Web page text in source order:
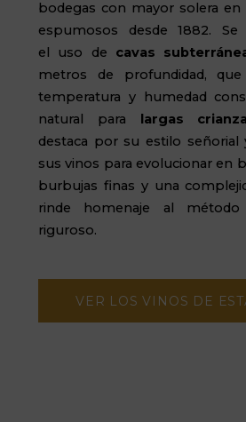
bodegas con mayor solera en
espumosos desde 1882. Se
el uso de cavas
metros de profundidad,
temperatura y humedad
natural para largas
destaca por su estilo señorial
sus vinos para evolucionar en
burbujas finas y una
rinde homenaje al método
riguroso.
VER LOS VINOS DE